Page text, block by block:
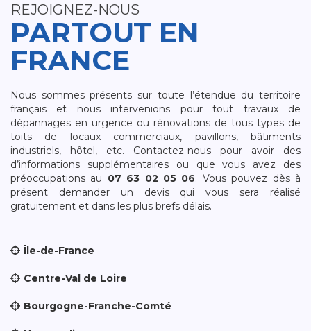
REJOIGNEZ-NOUS
PARTOUT EN
FRANCE
Nous sommes présents sur toute l’étendue du territoire
français et nous intervenions pour tout travaux de
dépannages en urgence ou rénovations de tous types de
toits de locaux commerciaux, pavillons, bâtiments
industriels, hôtel, etc. Contactez-nous pour avoir des
d’informations supplémentaires ou que vous avez des
préoccupations au 07 63 02 05 06. Vous pouvez dès à
présent demander un devis qui vous sera réalisé
gratuitement et dans les plus brefs délais.
Île-de-France
Centre-Val de Loire
Bourgogne-Franche-Comté